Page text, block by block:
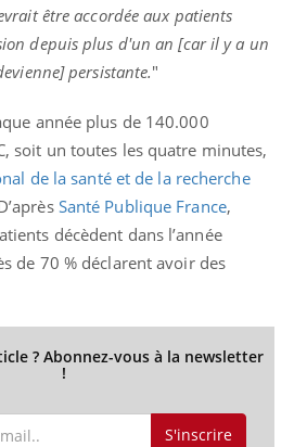
être accordée aux patients
depuis plus d'un an [car il y a un
persistante."
année plus de 140.000
soit un toutes les quatre minutes,
de la santé et de la recherche
Santé Publique France,
décèdent dans l’année
de 70 % déclarent avoir des
? Abonnez-vous à la newsletter
!
S'inscrire